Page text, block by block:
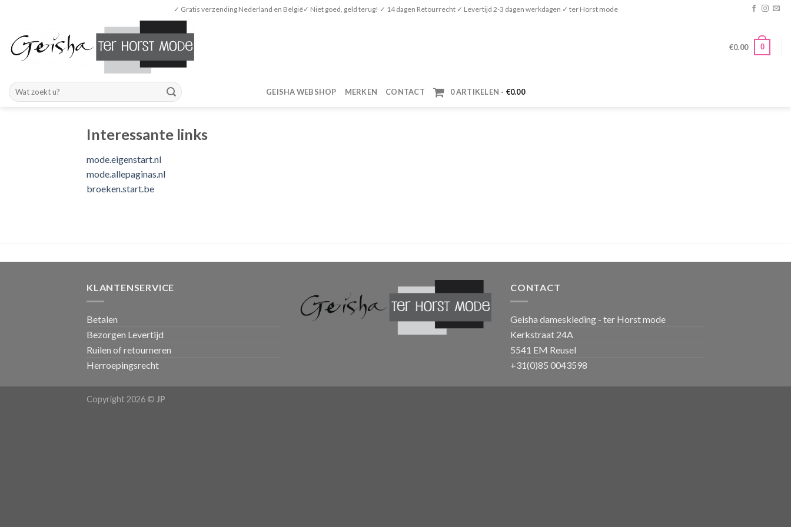
content
✓ Gratis verzending Nederland en België✓ Niet goed, geld terug! ✓ 14 dagen Retourrecht ✓ Levertijd 2-3 dagen werkdagen ✓ ter Horst mode
€0.00 0
Zoeken
naar:
GEISHA WEBSHOP MERKEN CONTACT 0 ARTIKELEN €0.00
Interessante links
mode.eigenstart.nl
mode.allepaginas.nl
broeken.start.be
KLANTENSERVICE
Betalen
Bezorgen Levertijd
Ruilen of retourneren
Herroepingsrecht
CONTACT
Geisha dameskleding - ter Horst mode
Kerkstraat 24A
5541 EM Reusel
+31(0)85 0043598
Copyright 2026 © JP